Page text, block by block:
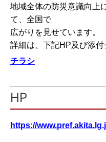
地域全体の防災意識向上
て、全国で
広がりを見せています。
詳細は、下記HP及び添付
チラシ
HP
https://